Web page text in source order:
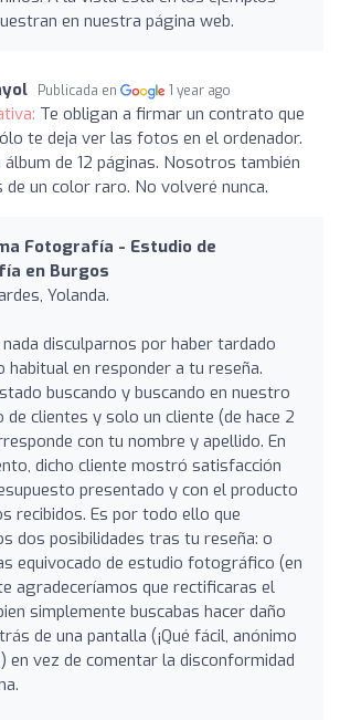
en nuestra página web.
Publicada en 1 year ago
Te obligan a firmar un contrato que
te deja ver las fotos en el ordenador.
de 12 páginas. Nosotros también
un color raro. No volveré nunca.
Fotografía - Estudio de
en Burgos
Yolanda.
disculparnos por haber tardado
habitual en responder a tu reseña.
buscando y buscando en nuestro
de clientes y solo un cliente (de hace 2
con tu nombre y apellido. En
dicho cliente mostró satisfacción
presentado y con el producto
recibidos. Es por todo ello que
dos posibilidades tras tu reseña: o
equivocado de estudio fotográfico (en
agradeceríamos que rectificaras el
simplemente buscabas hacer daño
de una pantalla (¡Qué fácil, anónimo
en vez de comentar la disconformidad